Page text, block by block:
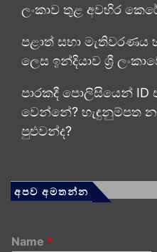
ලංකාව තුළ අවහිර
පළාත් සභා
ලෙස ඉන්දියාව ශ්‍රී
පාරකදී පොලිසියෙන්
වෙන්නේ? හැඳුනුම්පත
පුළුවන්ද?
අපව අමතන්න
Name *